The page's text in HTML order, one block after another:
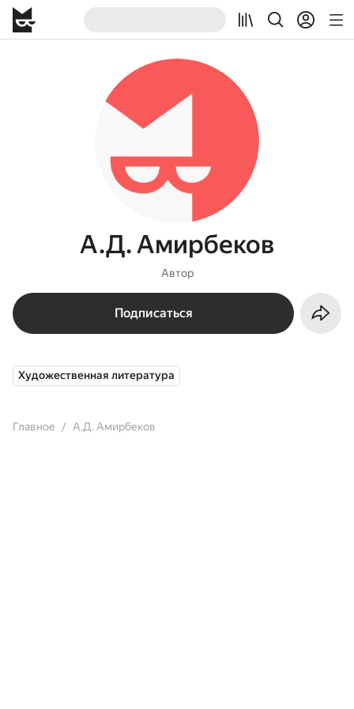
А.Д. Амирбеков
Автор
Подписаться
Художественная литература
Главное А.Д. Амирбеков